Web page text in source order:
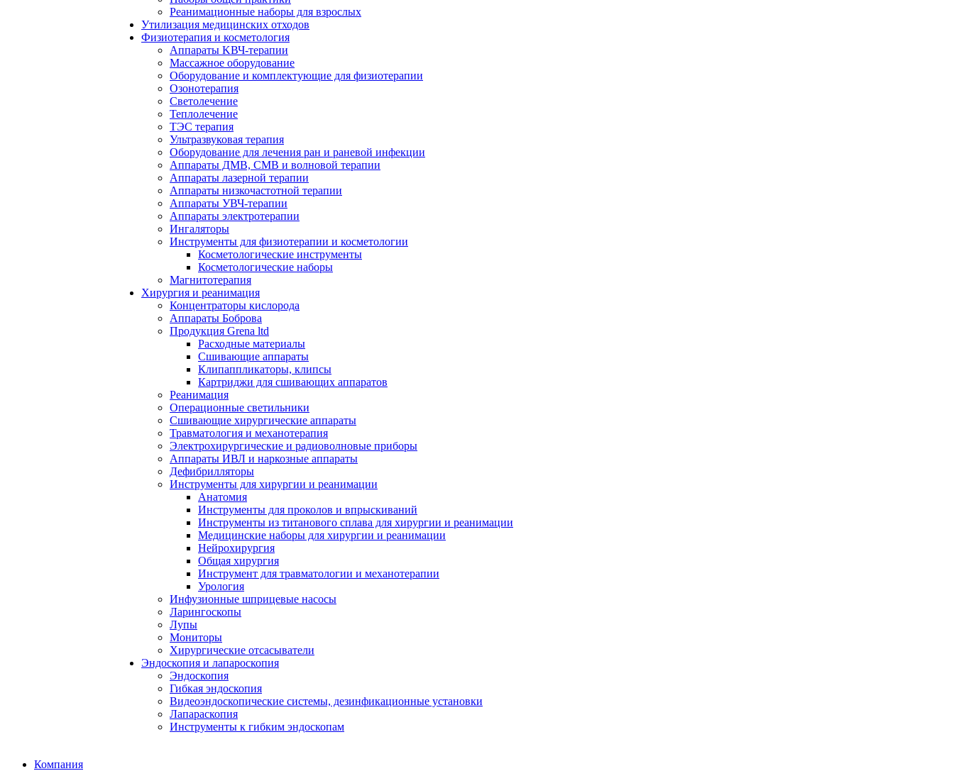
Реанимационные наборы для взрослых
Утилизация медицинских отходов
Физиотерапия и косметология
Аппараты KВЧ-терапии
Массажное оборудование
Оборудование и комплектующие для физиотерапии
Озонотерапия
Светолечение
Теплолечение
ТЭС терапия
Ультразвуковая терапия
Оборудование для лечения ран и раневой инфекции
Аппараты ДМВ, СМВ и волновой терапии
Аппараты лазерной терапии
Аппараты низкочастотной терапии
Аппараты УВЧ-терапии
Аппараты электротерапии
Ингаляторы
Инструменты для физиотерапии и косметологии
Косметологические инструменты
Косметологические наборы
Магнитотерапия
Хирургия и реанимация
Концентраторы кислорода
Аппараты Боброва
Продукция Grena ltd
Расходные материалы
Сшивающие аппараты
Клипаппликаторы, клипсы
Картриджи для сшивающих аппаратов
Реанимация
Операционные светильники
Сшивающие хирургические аппараты
Травматология и механотерапия
Электрохирургические и радиоволновые приборы
Аппараты ИВЛ и наркозные аппараты
Дефибрилляторы
Инструменты для хирургии и реанимации
Анатомия
Инструменты для проколов и впрыскиваний
Инструменты из титанового сплава для хирургии и реанимации
Медицинские наборы для хирургии и реанимации
Нейрохирургия
Общая хирургия
Инструмент для травматологии и механотерапии
Урология
Инфузионные шприцевые насосы
Ларингоскопы
Лупы
Мониторы
Хирургические отсасыватели
Эндоскопия и лапароскопия
Эндоскопия
Гибкая эндоскопия
Видеоэндоскопические системы, дезинфикационные установки
Лапараскопия
Инструменты к гибким эндоскопам
Компания